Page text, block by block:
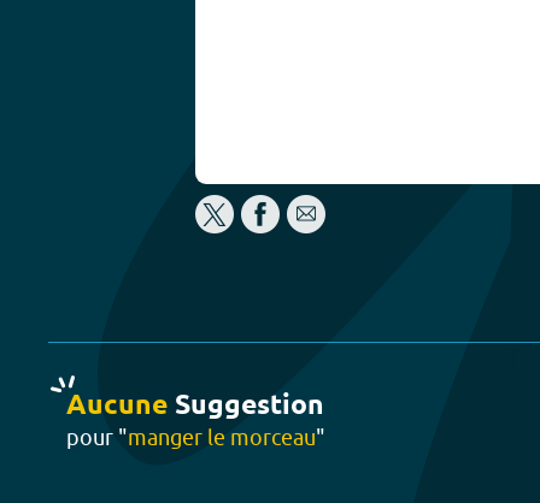
Aucune Suggestion
pour "manger le morceau"